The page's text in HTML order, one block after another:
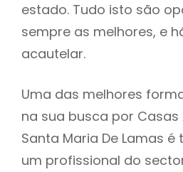
estado. Tudo isto são
sempre as melhores, e
acautelar.
Uma das melhores
na sua busca por Casas
Santa Maria De Lamas
um profissional do